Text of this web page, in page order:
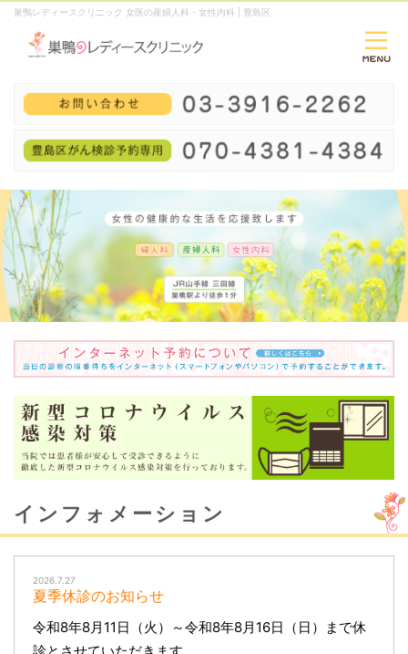
巣鴨レディースクリニック 女医の産婦人科・女性内科 | 豊島区
インフォメーション
2026.7.27
夏季休診のお知らせ
令和8年8月11日（火）～令和8年8月16日（日）まで休
診とさせていただきます。